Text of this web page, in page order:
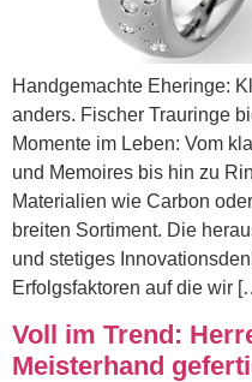
Handgemachte Eheringe:
anders. Fischer Trauringe
Momente im Leben: Vom
und Memoires bis hin zu
Materialien wie Carbon
breiten Sortiment. Die
und stetiges
Erfolgsfaktoren auf die wir
Voll im Trend:
Meisterhand